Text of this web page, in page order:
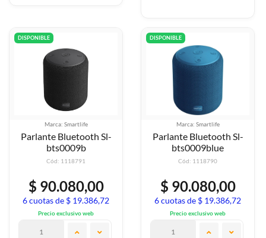
DISPONIBLE
Marca: Smartlife
Parlante Bluetooth Sl-
bts0009b
Cód: 1118791
$ 90.080,00
6 cuotas de $ 19.386,72
Precio exclusivo web
DISPONIBLE
Marca: Smartlife
Parlante Bluetooth Sl-
bts0009blue
Cód: 1118790
$ 90.080,00
6 cuotas de $ 19.386,72
Precio exclusivo web